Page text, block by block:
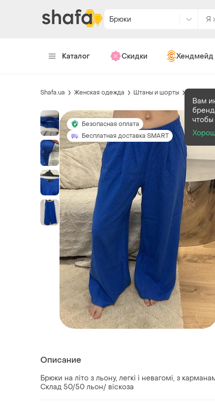
Брюки
Каталог Скидки Хендмейд
Shafa.ua Женская одежда Штаны и шорты
Безопасная оплата
Бесплатная доставка SMART
Вам
чтобы
Описание
Брюки на літо з льону, легкі і невагомі, з
Склад 50/50 льон/ віскоза